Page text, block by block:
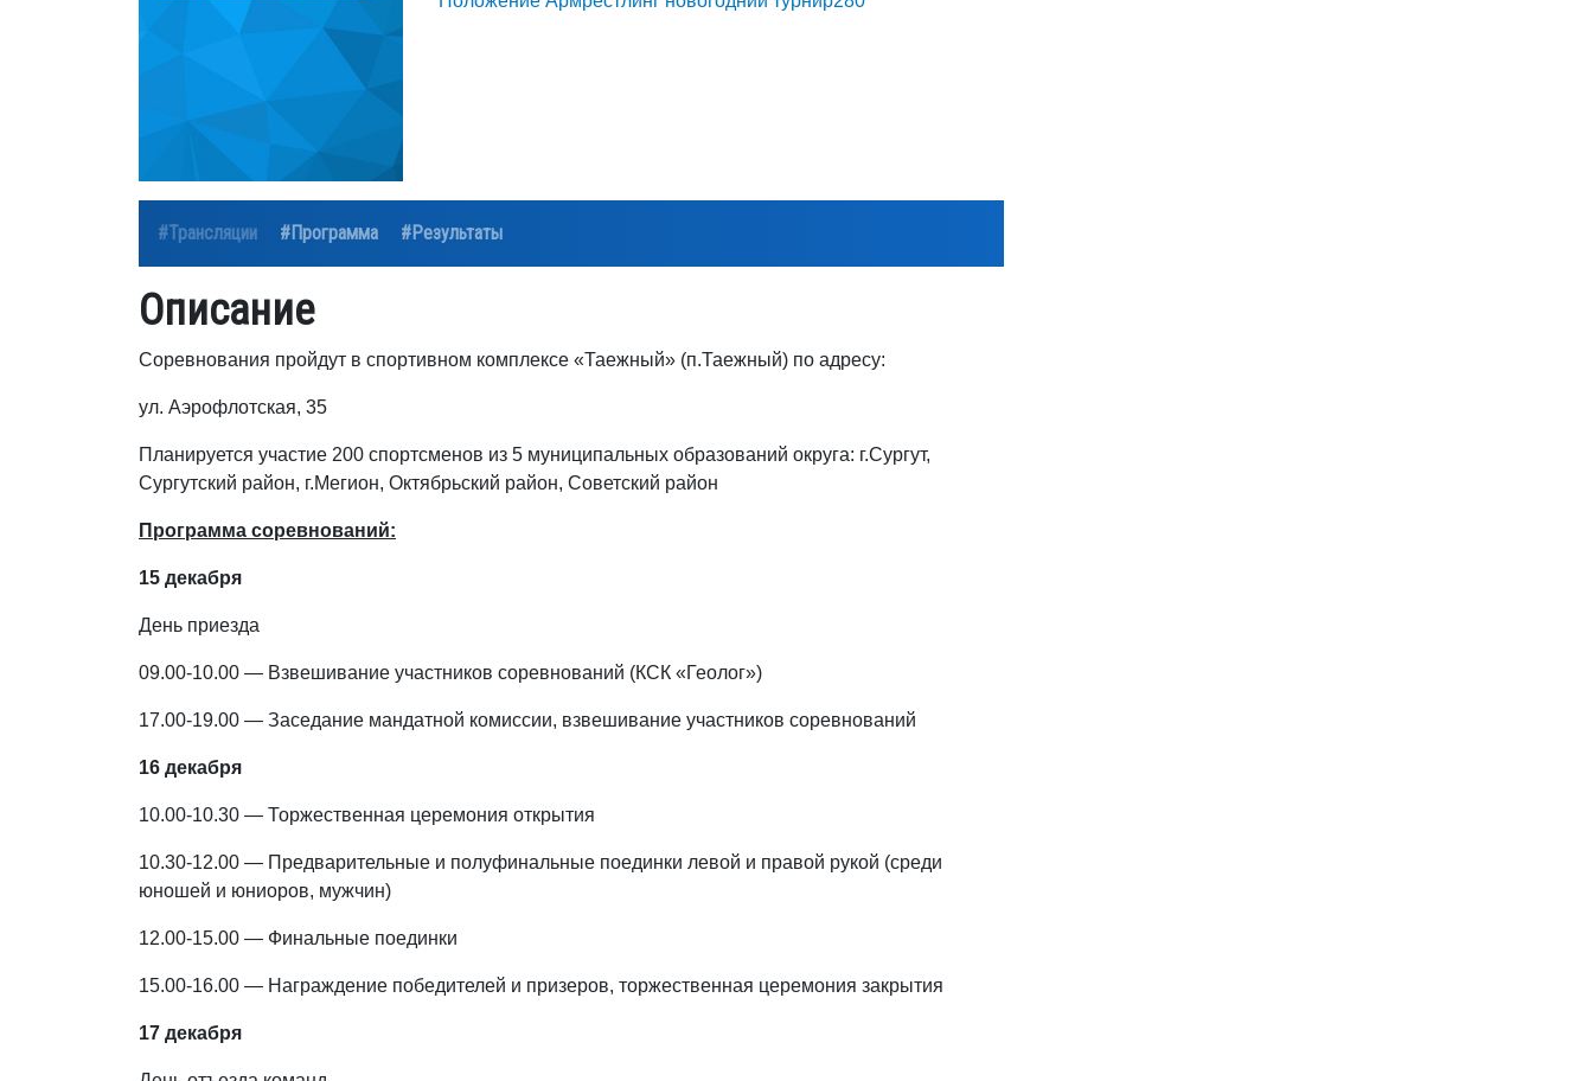
#Трансляции #Программа #Результаты
Описание
Соревнования пройдут в спортивном комплексе «Таежный» (п.Таежный) по адресу:
ул. Аэрофлотская, 35
Планируется участие 200 спортсменов из 5 муниципальных образований округа: г.Сургут,
Сургутский район, г.Мегион, Октябрьский район, Советский район
Программа соревнований:
15 декабря
День приезда
09.00-10.00 — Взвешивание участников соревнований (КСК «Геолог»)
17.00-19.00 — Заседание мандатной комиссии, взвешивание участников соревнований
16 декабря
10.00-10.30 — Торжественная церемония открытия
10.30-12.00 — Предварительные и полуфинальные поединки левой и правой рукой (среди
юношей и юниоров, мужчин)
12.00-15.00 — Финальные поединки
15.00-16.00 — Награждение победителей и призеров, торжественная церемония закрытия
17 декабря